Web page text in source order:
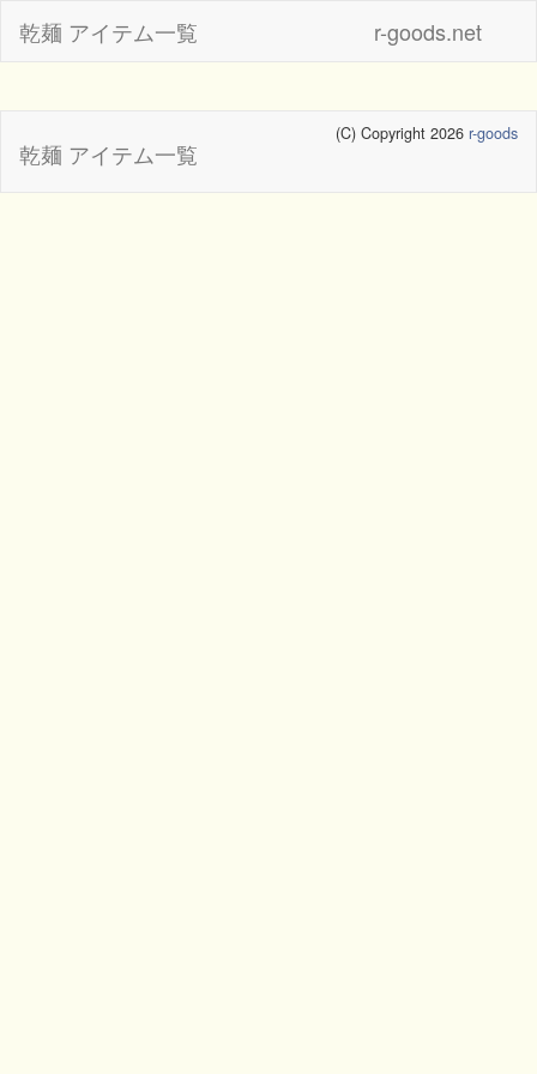
乾麺 アイテム一覧 r-goods.net
乾麺 アイテム一覧
(C) Copyright 2026 r-goods